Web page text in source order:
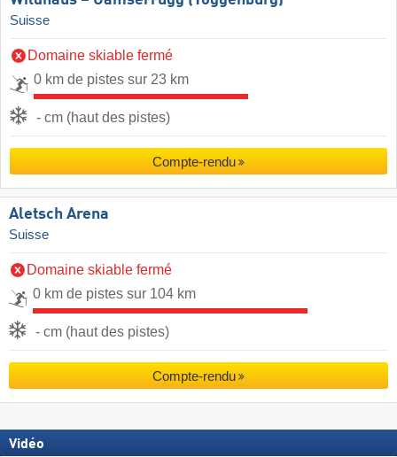
Suisse
Domaine skiable fermé
0 km de pistes sur 23 km
- cm (haut des pistes)
Compte-rendu
Aletsch Arena
Suisse
Domaine skiable fermé
0 km de pistes sur 104 km
- cm (haut des pistes)
Compte-rendu
Vidéo